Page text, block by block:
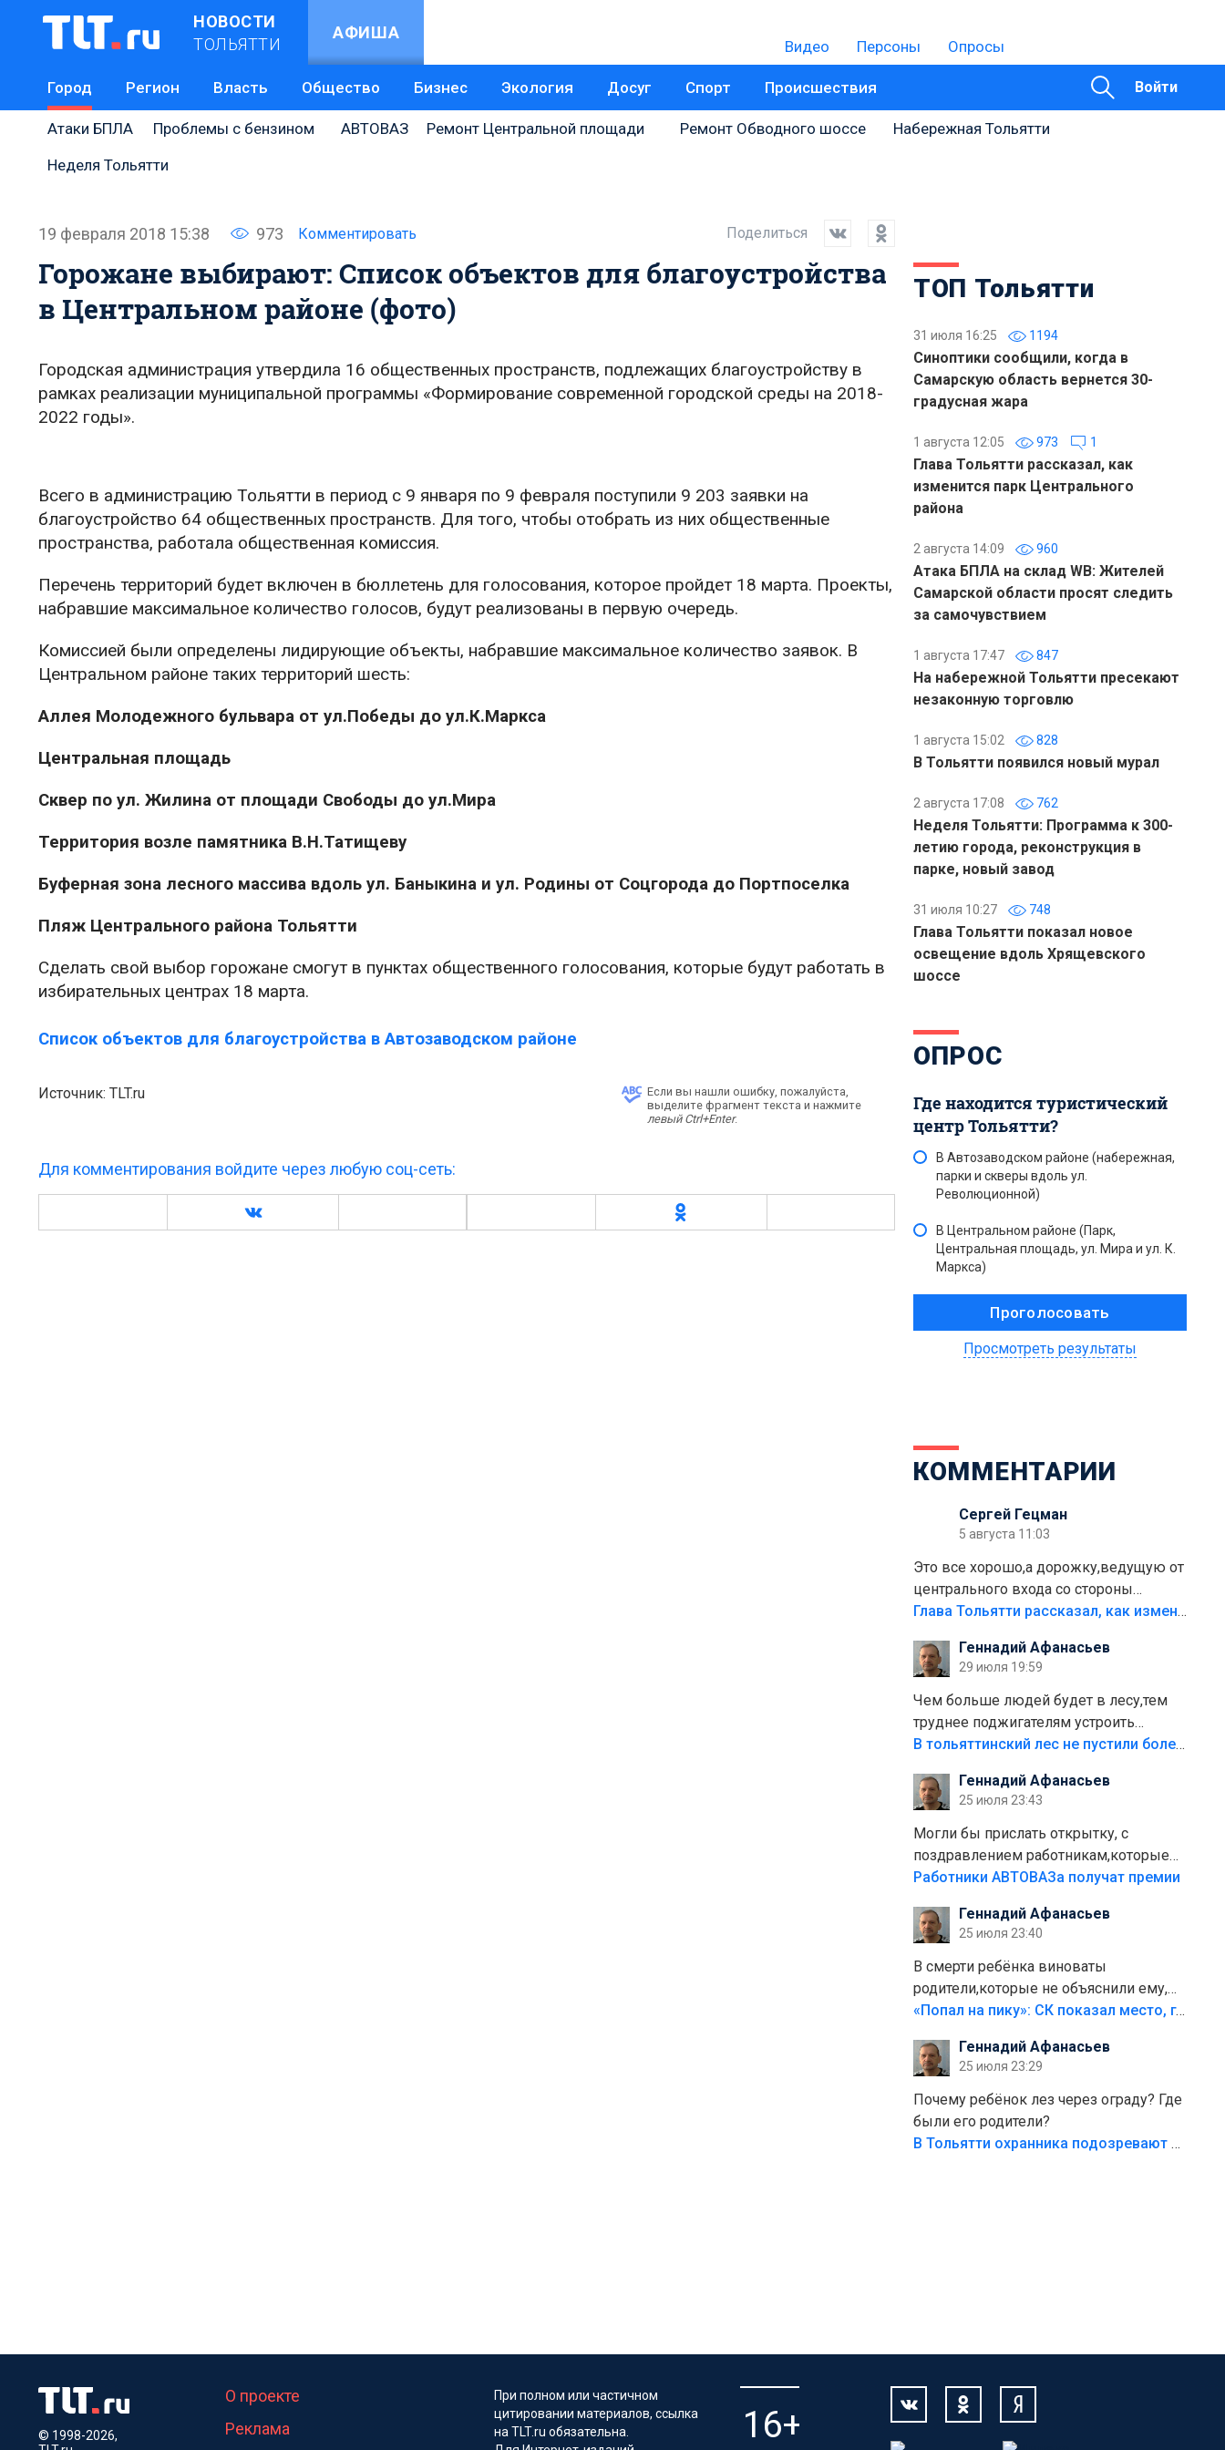
НОВОСТИ
ТОЛЬЯТТИ
АФИША
Видео Персоны Опросы
Город Регион Власть Общество Бизнес Экология Досуг Спорт Происшествия Войти
Атаки БПЛА Проблемы с бензином АВТОВАЗ Ремонт Центральной площади Ремонт Обводного шоссе
Набережная Тольятти
Неделя Тольятти
19 февраля 2018 15:38 973 Комментировать Поделиться
Горожане выбирают: Список объектов для благоустройства
в Центральном районе (фото)
Городская администрация утвердила 16 общественных пространств, подлежащих благоустройству в
рамках реализации муниципальной программы «Формирование современной городской среды на 2018-
2022 годы».
Всего в администрацию Тольятти в период с 9 января по 9 февраля поступили 9 203 заявки на
благоустройство 64 общественных пространств. Для того, чтобы отобрать из них общественные
пространства, работала общественная комиссия.
Перечень территорий будет включен в бюллетень для голосования, которое пройдет 18 марта. Проекты,
набравшие максимальное количество голосов, будут реализованы в первую очередь.
Комиссией были определены лидирующие объекты, набравшие максимальное количество заявок. В
Центральном районе таких территорий шесть:
Аллея Молодежного бульвара от ул.Победы до ул.К.Маркса
Центральная площадь
Сквер по ул. Жилина от площади Свободы до ул.Мира
Территория возле памятника В.Н.Татищеву
Буферная зона лесного массива вдоль ул. Баныкина и ул. Родины от Соцгорода до Портпоселка
Пляж Центрального района Тольятти
Сделать свой выбор горожане смогут в пунктах общественного голосования, которые будут работать в
избирательных центрах 18 марта.
Список объектов для благоустройства в Автозаводском районе
Источник: TLT.ru
Если вы нашли ошибку, пожалуйста,
выделите фрагмент текста и нажмите
левый Ctrl+Enter.
Для комментирования войдите через любую соц-сеть:
ТОП Тольятти
31 июля 16:25 1194
Синоптики сообщили, когда в
Самарскую область вернется 30-
градусная жара
1 августа 12:05 973 1
Глава Тольятти рассказал, как
изменится парк Центрального
района
2 августа 14:09 960
Атака БПЛА на склад WB: Жителей
Самарской области просят следить
за самочувствием
1 августа 17:47 847
На набережной Тольятти пресекают
незаконную торговлю
1 августа 15:02 828
В Тольятти появился новый мурал
2 августа 17:08 762
Неделя Тольятти: Программа к 300-
летию города, реконструкция в
парке, новый завод
31 июля 10:27 748
Глава Тольятти показал новое
освещение вдоль Хрящевского
шоссе
ОПРОС
Где находится туристический
центр Тольятти?
В Автозаводском районе (набережная,
парки и скверы вдоль ул.
Революционной)
В Центральном районе (Парк,
Центральная площадь, ул. Мира и ул. К.
Маркса)
Просмотреть результаты
КОММЕНТАРИИ
Сергей Гецман
5 августа 11:03
Это все хорошо,а дорожку,ведущую от
центрального входа со стороны
кафе"Мираж" к аттракционам слабо
плитки не хватило,т.к.осенью и зимой
лежала в парке и испортилась.Да
еще,видимо,часть украли.
Глава Тольятти рассказал, как изменится парк Центрального района
Геннадий Афанасьев
29 июля 19:59
Чем больше людей будет в лесу,тем
труднее поджигателям устроить
пожар.Тех кто разводит костры,тех
полно стоит,почему водители всё
равно едут в лес? Штрафы мизерные.
В тольяттинский лес не пустили более тысячи автомобилей
Геннадий Афанасьев
25 июля 23:43
Могли бы прислать открытку, с
поздравлением работникам,которые
больше сорока лет отработали на
Работники АВТОВАЗа получат премии
Геннадий Афанасьев
25 июля 23:40
В смерти ребёнка виноваты
родители,которые не объяснили ему,
что такое хорошо и что такое плохо!
безумия,есть же калитка,ворота!
Жалко ребёнка,но он сам выбрал свою
судьбу.
«Попал на пику»: СК показал место, где был смертельно травмирован ребенок в Тольятти
Геннадий Афанасьев
25 июля 23:29
Почему ребёнок лез через ограду? Где
были его родители?
В Тольятти охранника подозревают в причинении смерти ребенку
© 1998-2026,
О проекте
Реклама
При полном или частичном
цитировании материалов, ссылка
на TLT.ru обязательна.